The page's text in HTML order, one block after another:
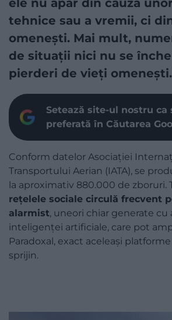
tehnice sau a vremii, ci
omenești. Mai mult,
de situații nici nu se
pierderi de vieți omenești.
Setează site-ul nostru ca
preferată în Căutarea
Conform datelor Asociației
Transportului Aerian (IATA), se
la aproximativ 880.000 de zboruri.
rețelele sociale circulă frecvent
alarmist, uneori chiar generate cu
inteligenței artificiale, care pot
Paradoxal, exact aceleași
sprijin.